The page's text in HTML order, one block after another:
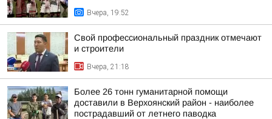
Вчера, 19:52
Свой профессиональный праздник отмечают
и строители
Вчера, 21:18
Более 26 тонн гуманитарной помощи
доставили в Верхоянский район - наиболее
пострадавший от летнего паводка